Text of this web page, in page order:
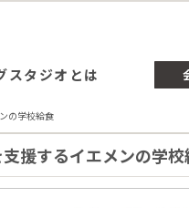
スタジオとは
の学校給食
支援するイエメンの学